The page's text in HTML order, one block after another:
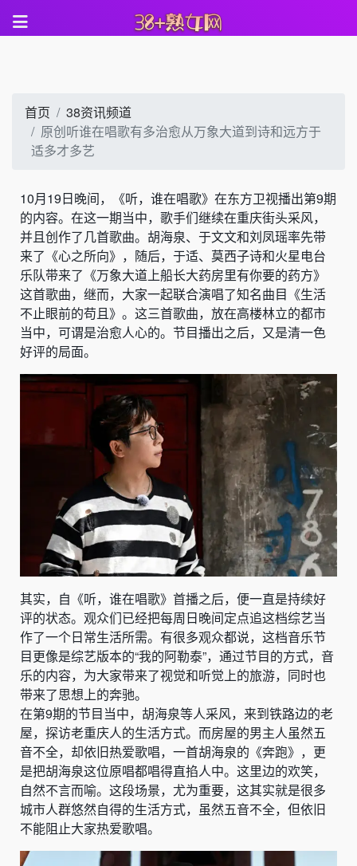
首页
38资讯频道
原创听谁在唱歌有多治愈从万象大道到诗和远方于
适多才多艺
10月19日晚间，《听，谁在唱歌》在东方卫视播出第9期
的内容。在这一期当中，歌手们继续在重庆街头采风，
并且创作了几首歌曲。胡海泉、于文文和刘凤瑶率先带
来了《心之所向》，随后，于适、莫西子诗和火星电台
乐队带来了《万象大道上船长大药房里有你要的药方》
这首歌曲，继而，大家一起联合演唱了知名曲目《生活
不止眼前的苟且》。这三首歌曲，放在高楼林立的都市
当中，可谓是治愈人心的。节目播出之后，又是清一色
好评的局面。
其实，自《听，谁在唱歌》首播之后，便一直是持续好
评的状态。观众们已经把每周日晚间定点追这档综艺当
作了一个日常生活所需。有很多观众都说，这档音乐节
目更像是综艺版本的“我的阿勒泰”，通过节目的方式，音
乐的内容，为大家带来了视觉和听觉上的旅游，同时也
带来了思想上的奔驰。
在第9期的节目当中，胡海泉等人采风，来到铁路边的老
屋，探访老重庆人的生活方式。而房屋的男主人虽然五
音不全，却依旧热爱歌唱，一首胡海泉的《奔跑》，更
是把胡海泉这位原唱都唱得直掐人中。这里边的欢笑，
自然不言而喻。这段场景，尤为重要，这其实就是很多
城市人群悠然自得的生活方式，虽然五音不全，但依旧
不能阻止大家热爱歌唱。